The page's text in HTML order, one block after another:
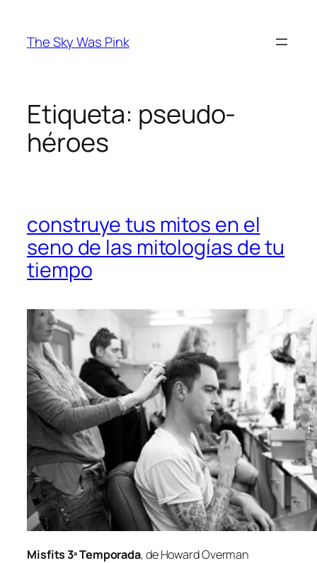
contenido
The Sky Was Pink
Etiqueta: pseudo-
héroes
construye tus mitos en el
seno de las mitologías de tu
tiempo
Misfits 3ª Temporada, de Howard Overman